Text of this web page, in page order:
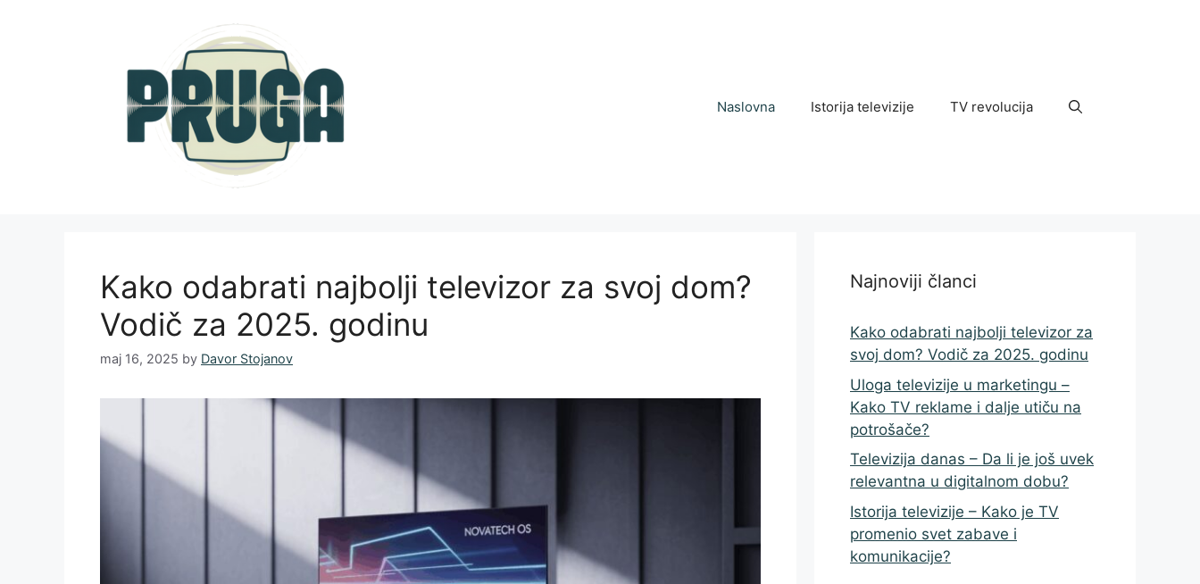
Naslovna Istorija televizije TV revolucija
Kako odabrati najbolji televizor za svoj dom?
Vodič za 2025. godinu
maj 16, 2025 by Davor Stojanov
Najnoviji članci
Kako odabrati najbolji televizor za
svoj dom? Vodič za 2025. godinu
Uloga televizije u marketingu –
Kako TV reklame i dalje utiču na
potrošače?
Televizija danas – Da li je još uvek
relevantna u digitalnom dobu?
Istorija televizije – Kako je TV
promenio svet zabave i
komunikacije?